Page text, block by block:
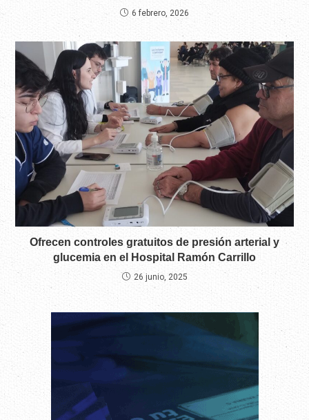
6 febrero, 2026
Ofrecen controles gratuitos de presión arterial y
glucemia en el Hospital Ramón Carrillo
26 junio, 2025